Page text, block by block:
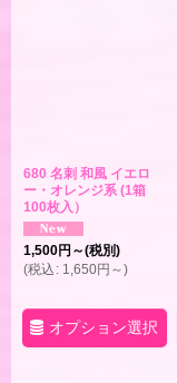
680 名刺 和風 イエロ
ー・オレンジ系 (1箱
100枚入）
1,500円 ～(税別)
(税込 : 1,650円 ～)
オプション選択